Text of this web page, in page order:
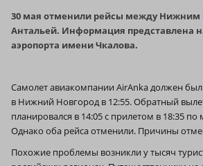
30 мая отменили рейсы между Нижним
Антальей. Информация представлена
аэропорта имени Чкалова.
Самолет авиакомпании AirAnka должен был
в Нижний Новгород в 12:55. Обратный
планировался в 14:05 с прилетом в 18:35
Однако оба рейса отменили. Причины
Похожие проблемы возникли у тысяч